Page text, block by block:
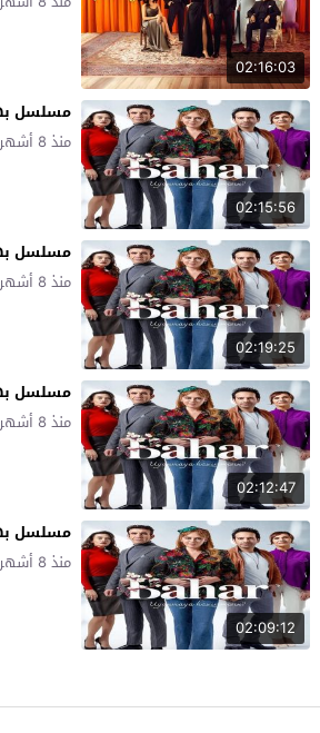
02:16:03
02:15:56
مسلسل
منذ 8 أشهر
02:19:25
مسلسل
منذ 8 أشهر
02:12:47
مسلسل
منذ 8 أشهر
02:09:12
مسلسل
منذ 8 أشهر